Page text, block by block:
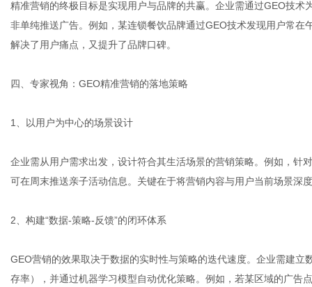
精准营销的终极目标是实现用户与品牌的共赢。企业需通过GEO技
非单纯推送广告。例如，某连锁餐饮品牌通过GEO技术发现用户常在
解决了用户痛点，又提升了品牌口碑。
四、专家视角：GEO精准营销的落地策略
1、以用户为中心的场景设计
企业需从用户需求出发，设计符合其生活场景的营销策略。例如，针
可在周末推送亲子活动信息。关键在于将营销内容与用户当前场景深
2、构建“数据-策略-反馈”的闭环体系
GEO营销的效果取决于数据的实时性与策略的迭代速度。企业需建
存率），并通过机器学习模型自动优化策略。例如，若某区域的广告